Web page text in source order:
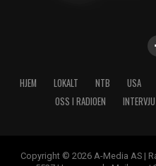
HJEM LOKALT NTB USA
OSS I RADIOEN
INTERVJU
Copyright © 2026 A-Media AS |